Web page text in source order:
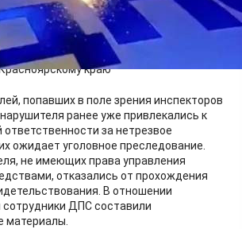
краю
попавших в поле зрения инспекторов
ранее уже привлекались к
за нетрезвое
ожидает уголовное преследование.
не имеющих права управления
отказались от прохождения
В отношении
ДПС составили
материалы.